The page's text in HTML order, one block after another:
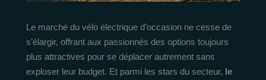
Le marché du vélo électrique d’occasion ne cesse de
s’élargir, offrant aux passionnés des options toujours
plus attractives pour se déplacer autrement sans
exploser leur budget. Et parmi les stars du secteur, le